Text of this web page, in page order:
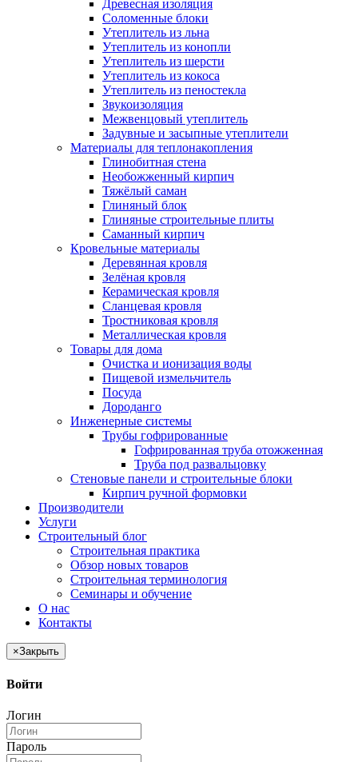
Древесная изоляция
Соломенные блоки
Утеплитель из льна
Утеплитель из конопли
Утеплитель из шерсти
Утеплитель из кокоса
Утеплитель из пеностекла
Звукоизоляция
Межвенцовый утеплитель
Задувные и засыпные утеплители
Материалы для теплонакопления
Глинобитная стена
Необожженный кирпич
Тяжёлый саман
Глиняный блок
Глиняные строительные плиты
Саманный кирпич
Кровельные материалы
Деревянная кровля
Зелёная кровля
Керамическая кровля
Сланцевая кровля
Тростниковая кровля
Металлическая кровля
Товары для дома
Очистка и ионизация воды
Пищевой измельчитель
Посуда
Дороданго
Инженерные системы
Трубы гофрированные
Гофрированная труба отожженная
Труба под развальцовку
Стеновые панели и строительные блоки
Кирпич ручной формовки
Производители
Услуги
Строительный блог
Строительная практика
Обзор новых товаров
Строительная терминология
Семинары и обучение
О нас
Контакты
×Закрыть
Войти
Логин
Пароль